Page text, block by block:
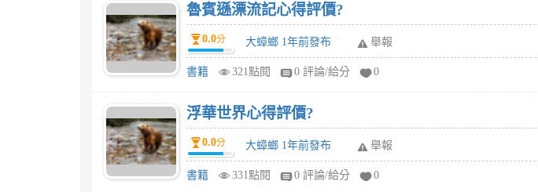
魯賓遜漂流記心得評價?
0.0分 大蟑螂 1年前發布 舉報
書籍 321點閱 0 評論/給分 0
浮華世界心得評價?
0.0分 大蟑螂 1年前發布 舉報
書籍 331點閱 0 評論/給分 0